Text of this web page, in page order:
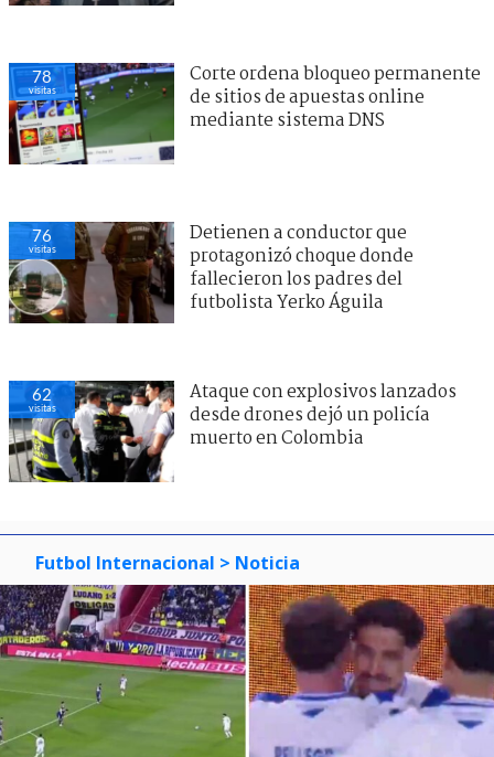
78
visitas
Corte ordena bloqueo permanente
de sitios de apuestas online
mediante sistema DNS
76
visitas
Detienen a conductor que
protagonizó choque donde
fallecieron los padres del
futbolista Yerko Águila
62
visitas
Ataque con explosivos lanzados
desde drones dejó un policía
muerto en Colombia
Futbol Internacional > Noticia